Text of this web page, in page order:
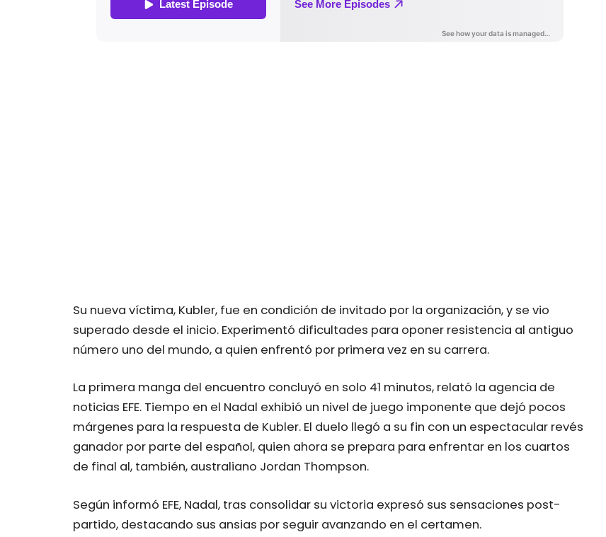
Su nueva víctima, Kubler, fue en condición de invitado por la organización, y se vio
superado desde el inicio. Experimentó dificultades para oponer resistencia al antiguo
número uno del mundo, a quien enfrentó por primera vez en su carrera.
La primera manga del encuentro concluyó en solo 41 minutos, relató la agencia de
noticias EFE. Tiempo en el Nadal exhibió un nivel de juego imponente que dejó pocos
márgenes para la respuesta de Kubler. El duelo llegó a su fin con un espectacular revés
ganador por parte del español, quien ahora se prepara para enfrentar en los cuartos
de final al, también, australiano Jordan Thompson.
Según informó EFE, Nadal, tras consolidar su victoria expresó sus sensaciones post-
partido, destacando sus ansias por seguir avanzando en el certamen.